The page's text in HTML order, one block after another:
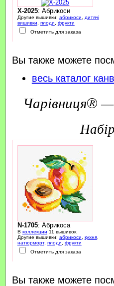
X-2025: Абрикоси
Другие вышивки: абрикоси
дитячі
вишивки
плоди
фрукти
Отметить для заказа
Вы также можете
весь каталог
Чарівниця®
N-1705: Абрикоса
В коллекции 11 вышивок.
Другие вышивки: абрикоси кухня,
натюрморт, плоди
фрукти
Отметить для заказа
Вы также можете